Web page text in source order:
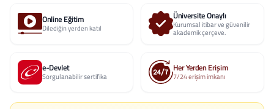
Online Eğitim
Dilediğin yerden katıl
Üniversite Onaylı
Kurumsal itibar ve güvenilir
akademik çerçeve.
e-Devlet
Sorgulanabilir sertifika
Her Yerden Erişim
7/24 erişim imkanı